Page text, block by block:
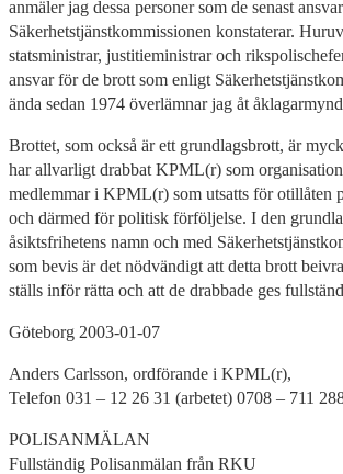
anmäler jag dessa personer som de senast
Säkerhetstjänstkommissionen konstaterar.
statsministrar, justitieministrar och
ansvar för de brott som enligt
ända sedan 1974 överlämnar jag åt
Brottet, som också är ett grundlagsbrott, är
har allvarligt drabbat KPML(r) som
medlemmar i KPML(r) som utsatts för otillåten
och därmed för politisk förföljelse. I den
åsiktsfrihetens namn och med
som bevis är det nödvändigt att detta brott
ställs inför rätta och att de drabbade ges
Göteborg 2003-01-07
Anders Carlsson, ordförande i KPML(r),
Telefon 031 – 12 26 31 (arbetet) 0708 – 711
POLISANMÄLAN
Fullständig Polisanmälan från RKU